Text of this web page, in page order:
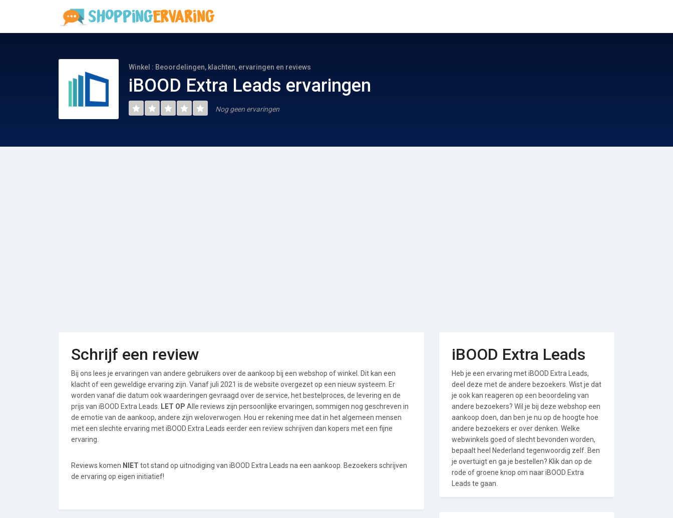
Winkel : Beoordelingen, klachten, ervaringen en reviews
iBOOD Extra Leads ervaringen
Nog geen ervaringen
Schrijf een review
Bij ons lees je ervaringen van andere gebruikers over de aankoop bij een webshop of winkel. Dit kan een
klacht of een geweldige ervaring zijn. Vanaf juli 2021 is de website overgezet op een nieuw systeem. Er
worden vanaf die datum ook waarderingen gevraagd over de service, het bestelproces, de levering en de
prijs van iBOOD Extra Leads.
LET OP Alle reviews zijn persoonlijke ervaringen, sommigen nog geschreven in
de emotie van de aankoop, andere zijn weloverwogen. Hou er rekening mee dat in het algemeen mensen
met een slechte ervaring met iBOOD Extra Leads eerder een review schrijven dan kopers met een fijne
ervaring.
Reviews komen NIET tot stand op uitnodiging van iBOOD Extra Leads na een aankoop. Bezoekers schrijven
de ervaring op eigen initiatief!
iBOOD Extra Leads
Heb je een ervaring met iBOOD Extra Leads,
deel deze met de andere bezoekers. Wist je dat
je ook kan reageren op een beoordeling van
andere bezoekers? Wil je bij deze webshop een
aankoop doen, dan ben je nu op de hoogte hoe
andere bezoekers er over denken. Welke
webwinkels goed of slecht bevonden worden,
bepaalt heel Nederland tegenwoordig zelf. Ben
je overtuigt en ga je bestellen? Klik dan op de
rode of groene knop om naar iBOOD Extra
Leads te gaan.